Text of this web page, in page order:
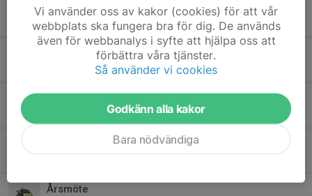
PÅSKÖPPET
4 apr, 12:24 0
Premiär öppning
21 mar, 19:34 0
16 mar, 15:07 0
Årsmöte
Vi använder oss av kakor (cookies) för att vår
webbplats ska fungera bra för dig. De används
även för webbanalys i syfte att hjälpa oss att
förbättra våra tjänster.
Så använder vi cookies
Godkänn alla kakor
Bara nödvändiga